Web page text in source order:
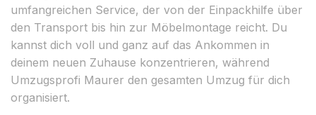
umfangreichen Service, der von der Einpackhilfe über
den Transport bis hin zur Möbelmontage reicht. Du
kannst dich voll und ganz auf das Ankommen in
deinem neuen Zuhause konzentrieren, während
Umzugsprofi Maurer den gesamten Umzug für dich
organisiert.